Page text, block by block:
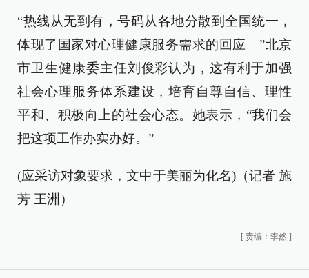
“热线从无到有，号码从各地分散到全国统一，
体现了国家对心理健康服务需求的回应。”北京
市卫生健康委主任刘俊彩认为，这有利于加强
社会心理服务体系建设，培育自尊自信、理性
平和、积极向上的社会心态。她表示，“我们会
把这项工作办实办好。”
(应采访对象要求，文中于美丽为化名)（记者 施
芳 王洲）
[ 责编：李然 ]